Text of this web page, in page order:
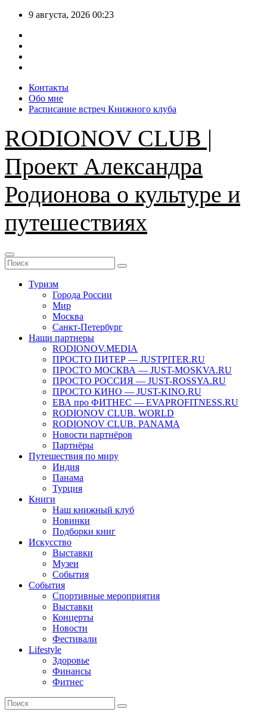
Перейти
содержимому
9 августа, 2026 00:23
Контакты
Обо мне
Расписание встреч Книжного клуба
RODIONOV CLUB |
Проект Александра
Родионова о культуре и
путешествиях
Туризм
Города России
Мир
Москва
Санкт-Петербург
Наши партнеры
RODIONOV.MEDIA
ПРОСТО ПИТЕР — JUSTPITER.RU
ПРОСТО МОСКВА — JUST-MOSKVA.RU
ПРОСТО РОССИЯ — JUST-ROSSYA.RU
ПРОСТО КИНО — JUST-KINO.RU
ЕВА про ФИТНЕС — EVAPROFITNESS.RU
RODIONOV CLUB. WORLD
RODIONOV CLUB. PANAMA
Новости партнёров
Партнёры
Путешествия по миру
Индия
Панама
Турция
Книги
Наш книжный клуб
Новинки
Подборки книг
Искусство
Выставки
Музеи
События
События
Спортивные мероприятия
Выставки
Концерты
Новости
Фестивали
Lifestyle
Здоровье
Финансы
Фитнес